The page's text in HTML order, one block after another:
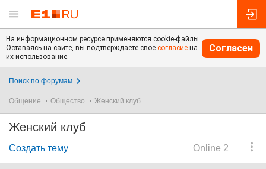
На информационном ресурсе применяются cookie-файлы.
Оставаясь на сайте, вы подтверждаете свое согласие на
их использование.
Согласен
Поиск по форумам
Общение Общество Женский клуб
Женский клуб
Online 2
Создать тему